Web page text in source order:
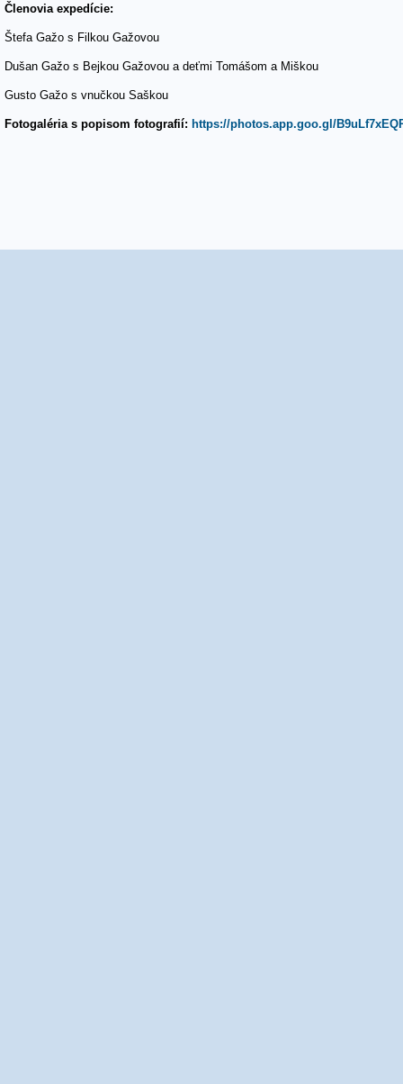
Členovia expedície:
Štefa Gažo s Filkou Gažovou
Dušan Gažo s Bejkou Gažovou a deťmi Tomášom a Miškou
Gusto Gažo s vnučkou Saškou
Fotogaléria s popisom fotografií: https://photos.app.goo.gl/